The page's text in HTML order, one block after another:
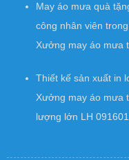
May áo mưa quà
công nhân viên trong
Xưởng may áo mưa
Thiết kế sản xuất in
Xưởng may áo mưa
lượng lớn LH